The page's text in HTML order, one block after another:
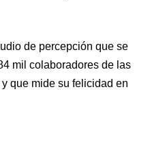
de percepción que se
mil colaboradores de las
que mide su felicidad en